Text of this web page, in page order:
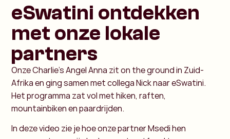
eSwatini ontdekken
met onze lokale
partners
Onze Charlie’s Angel Anna zit on the ground in Zuid-
Afrika en ging samen met collega Nick naar eSwatini.
Het programma zat vol met hiken, raften,
mountainbiken en paardrijden.
In deze video zie je hoe onze partner Msedi hen